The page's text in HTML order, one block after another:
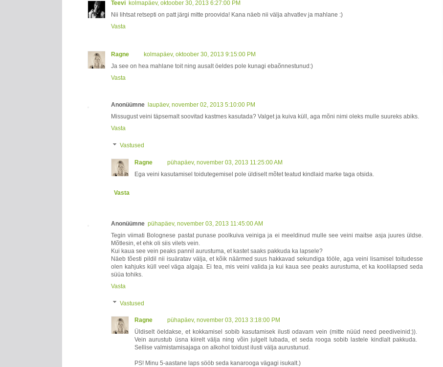
Teevi kolmapäev, oktoober 30, 2013 6:27:00 PM
Nii lihtsat retsepti on patt järgi mitte proovida! Kana näeb nii välja ahvatlev ja mahlane :)
Vasta
Ragne
kolmapäev, oktoober 30, 2013 9:15:00 PM
Ja see on hea mahlane toit ning ausalt öeldes pole kunagi ebaõnnestunud:)
Vasta
Anonüümne
laupäev, november 02, 2013 5:10:00 PM
Missugust veini täpsemalt soovitad kastmes kasutada? Valget ja kuiva küll, aga mõni nimi oleks mulle suureks abiks.
Vasta
Vastused
Ragne
pühapäev, november 03, 2013 11:25:00 AM
Ega veini kasutamisel toidutegemisel pole üldiselt mõtet teatud kindlaid marke taga otsida.
Vasta
Anonüümne pühapäev, november 03, 2013 11:45:00 AM
Tegin viimati Bolognese pastat punase poolkuiva veiniga ja ei meeldinud mulle see veini maitse asja juures üldse.
Mõtlesin, et ehk oli siis vilets vein.
Kui kaua see vein peaks pannil aurustuma, et kastet saaks pakkuda ka lapsele?
Näeb tõesti pildil nii isuäratav välja, et kõik näärmed suus hakkavad sekundiga tööle, aga veini lisamisel toitudesse
olen kahjuks küll veel väga algaja. Ei tea, mis veini valida ja kui kaua see peaks aurustuma, et ka koolilapsed seda
süüa tohiks.
Vasta
Vastused
Ragne
pühapäev, november 03, 2013 3:18:00 PM
Üldiselt öeldakse, et kokkamisel sobib kasutamisek ilusti odavam vein (mitte nüüd need peediveinid:)).
Vein aurustub üsna kiirelt välja ning võin julgelt lubada, et seda rooga sobib lastele kindlalt pakkuda.
Sellise valmistamisajaga on alkohol toidust ilusti välja aurustunud.
PS! Minu 5-aastane laps sööb seda kanarooga vägagi isukalt.)